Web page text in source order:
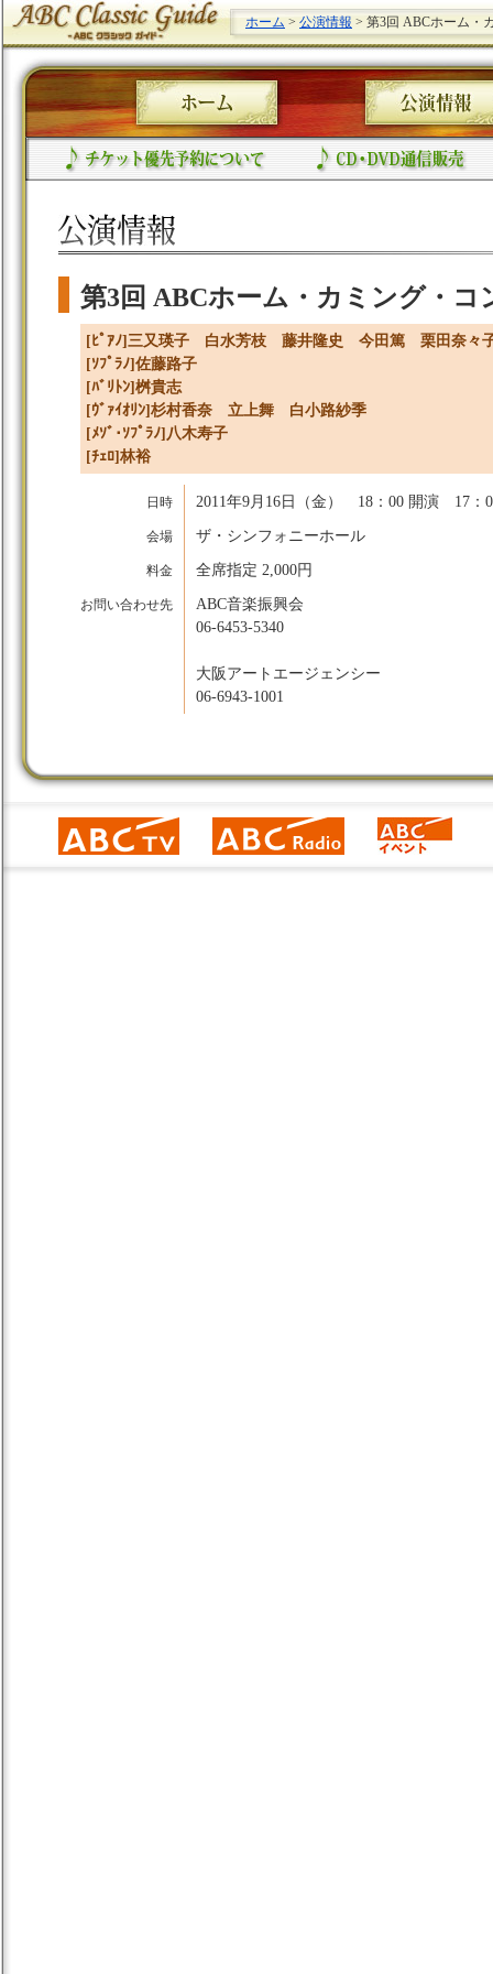
ホーム > 公演情報 > 第3回 ABCホーム・
第3回 ABCホーム・カミング・コ
[ﾋﾟｱﾉ]三又瑛子 白水芳枝 藤井隆史 今田篤 栗田奈々
[ｿﾌﾟﾗﾉ]佐藤路子
[ﾊﾞﾘﾄﾝ]桝貴志
[ｳﾞｧｲｵﾘﾝ]杉村香奈 立上舞 白小路紗季
[ﾒｿﾞ･ｿﾌﾟﾗﾉ]八木寿子
[ﾁｪﾛ]林裕
日時 2011年9月16日（金） 18：00 開演 17：
会場 ザ・シンフォニーホール
料金 全席指定 2,000円
お問い合わせ先
ABC音楽振興会
06-6453-5340
大阪アートエージェンシー
06-6943-1001